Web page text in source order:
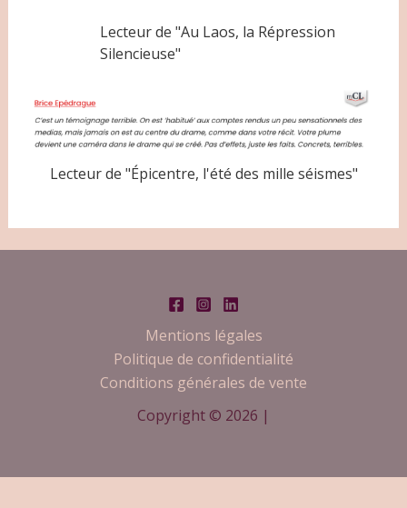
Lecteur de "Au Laos, la Répression
Silencieuse"
Lecteur de "Épicentre, l'été des mille séismes"
Mentions légales
Politique de confidentialité
Conditions générales de vente
Copyright © 2026 |